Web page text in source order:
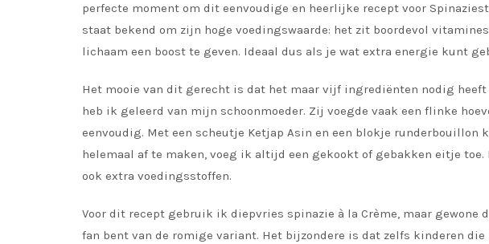
perfecte moment om dit eenvoudige en heerlijke recept voor
staat bekend om zijn hoge voedingswaarde: het zit boordevol
lichaam een boost te geven. Ideaal dus als je wat extra energie kunt
Het mooie van dit gerecht is dat het maar vijf ingrediënten nodig
heb ik geleerd van mijn schoonmoeder. Zij voegde vaak een flinke
eenvoudig. Met een scheutje Ketjap Asin en een blokje
helemaal af te maken, voeg ik altijd een gekookt of gebakken eitje
ook extra voedingsstoffen.
Voor dit recept gebruik ik diepvries spinazie à la Crème, maar
fan bent van de romige variant. Het bijzondere is dat zelfs kinderen